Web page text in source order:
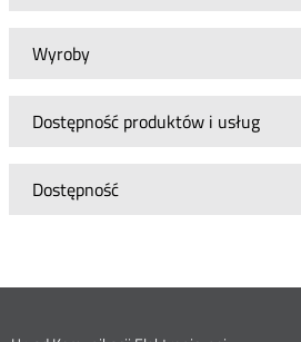
Wyroby
Dostępność produktów i usług
Dostępność